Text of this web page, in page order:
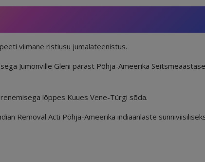
viimane ristiusu jumalateenistus.
Jumonville Gleni pärast Põhja-Ameerika
lõppes Kuues Vene-Türgi sõda.
Removal Acti Põhja-Ameerika indiaanlaste